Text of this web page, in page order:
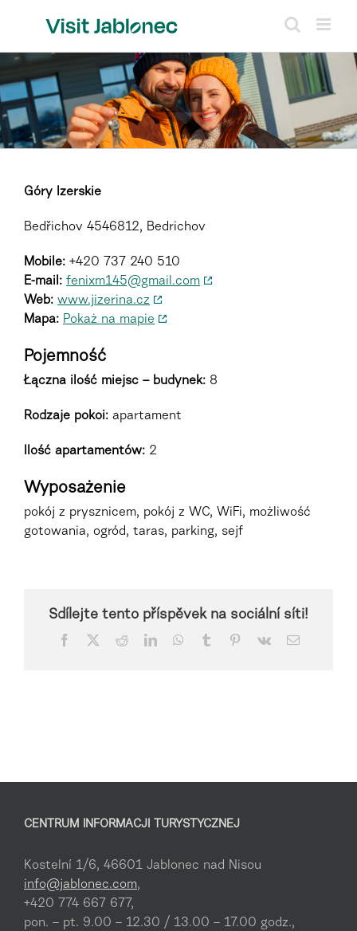
Góry Izerskie
Bedřichov 4546812, Bedrichov
Mobile: +420 737 240 510
E-mail: fenixm145@gmail.com
Web: www.jizerina.cz
Mapa: Pokaż na mapie
Pojemność
Łączna ilość miejsc – budynek: 8
Rodzaje pokoi: apartament
Ilość apartamentów: 2
Wyposażenie
pokój z prysznicem, pokój z WC, WiFi, możliwość
gotowania, ogród, taras, parking, sejf
Sdílejte tento příspěvek na sociální síti!
Facebook RedditLinkedInWhatsApp
Tumblr Pinterest
Vk Email
CENTRUM INFORMACJI TURYSTYCZNEJ
Kostelní 1/6, 46601 Jablonec nad Nisou
info@jablonec.com,
+420 774 667 677,
pon. – pt. 9.00 – 12.30 / 13.00 – 17.00 godz.,